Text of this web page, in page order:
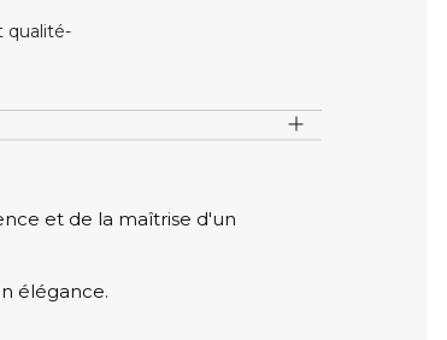
qualité-
et de la maîtrise d'un
élégance.